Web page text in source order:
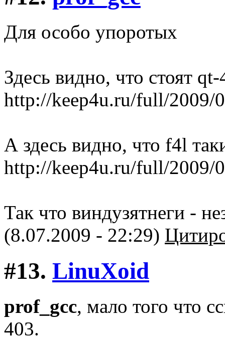
Для особо упоротых
Здесь видно, что стоят
http://keep4u.ru/full/2009/
А здесь видно, что f4l
http://keep4u.ru/full/2009/
Так что виндузятнеги -
(8.07.2009 - 22:29)
#13. LinuXоid
prof_gcc, мало того что
403.